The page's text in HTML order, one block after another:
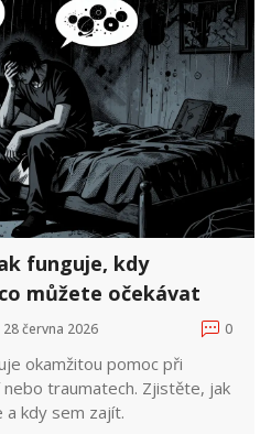
funguje, kdy
můžete očekávat
28 června 2026 0
okamžitou pomoc při
nebo traumatech. Zjistěte, jak
a kdy sem zajít.